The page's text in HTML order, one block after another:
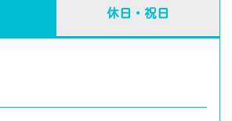
休日・祝日